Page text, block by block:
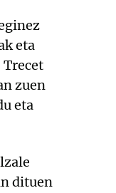
eta
zuen
eta
dituen